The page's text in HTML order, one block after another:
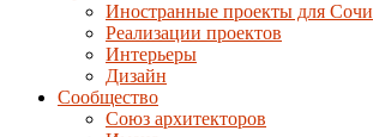
Иностранные проекты для Сочи
Реализации проектов
Интерьеры
Дизайн
Сообщество
Союз архитекторов